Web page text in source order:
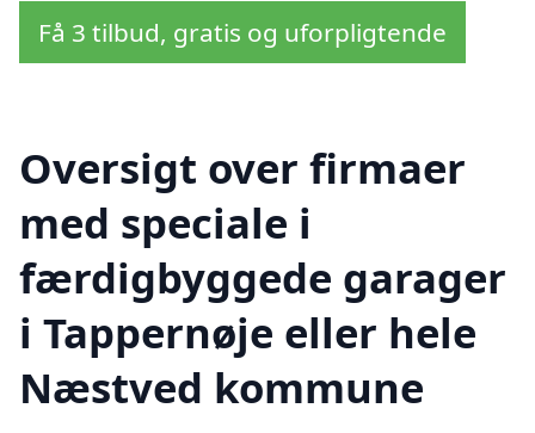
Få 3 tilbud, gratis og uforpligtende
Oversigt over firmaer
med speciale i
færdigbyggede garager
i Tappernøje eller hele
Næstved kommune